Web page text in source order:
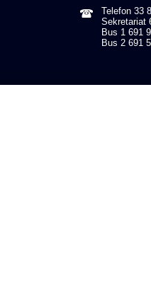
Telefon 33
Sekretariat
Bus 1 691
Bus 2 691